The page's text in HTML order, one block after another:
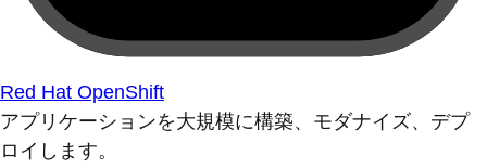
Red Hat OpenShift
アプリケーションを大規模に構築、モダナイズ、デプ
ロイします。